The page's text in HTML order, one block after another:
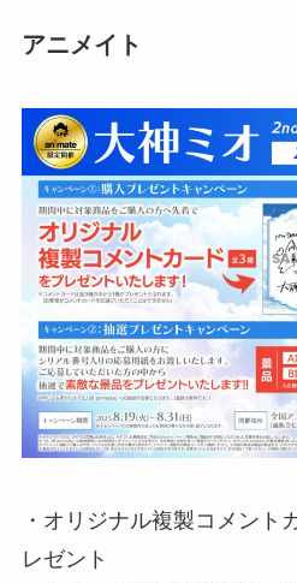
アニメイト
・オリジナル複製コメント
レゼント